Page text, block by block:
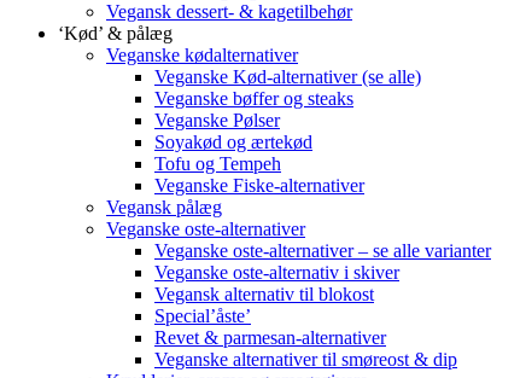
Vegansk dessert- & kagetilbehør
‘Kød’ & pålæg
Veganske kødalternativer
Veganske Kød-alternativer (se alle)
Veganske bøffer og steaks
Veganske Pølser
Soyakød og ærtekød
Tofu og Tempeh
Veganske Fiske-alternativer
Vegansk pålæg
Veganske oste-alternativer
Veganske oste-alternativer – se alle varianter
Veganske oste-alternativ i skiver
Vegansk alternativ til blokost
Special’åste’
Revet & parmesan-alternativer
Veganske alternativer til smøreost & dip